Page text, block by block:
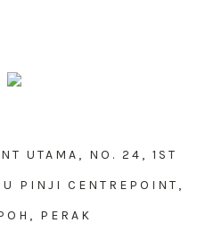
UTAMA, NO. 24, 1ST
PINJI CENTREPOINT,
PERAK